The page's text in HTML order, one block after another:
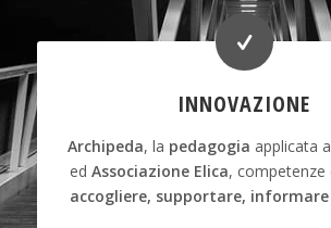
INNOVAZIONE
Archipeda, la pedagogia applicata
ed Associazione Elica, competenze
accogliere, supportare,